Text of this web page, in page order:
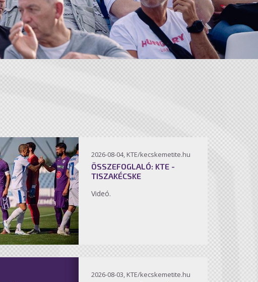
2026-08-04, KTE/kecskemetite.hu
ÖSSZEFOGLALÓ: KTE -
TISZAKÉCSKE
Videó.
2026-08-03, KTE/kecskemetite.hu